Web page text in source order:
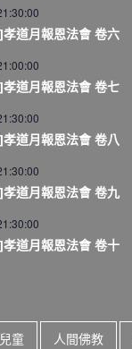
道月報恩法會 卷六
道月報恩法會 卷七
道月報恩法會 卷八
道月報恩法會 卷九
道月報恩法會 卷十
童 人間佛教